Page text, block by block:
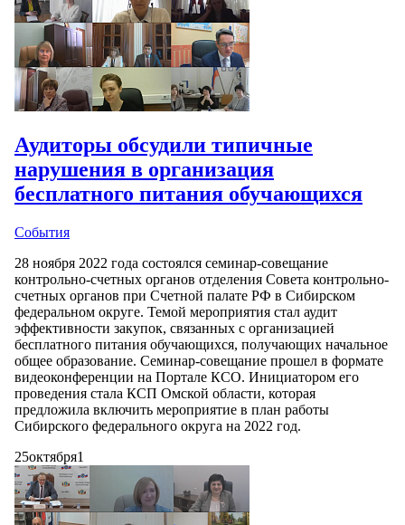
Аудиторы обсудили типичные
нарушения в организация
бесплатного питания обучающихся
События
28 ноября 2022 года состоялся семинар-совещание
контрольно-счетных органов отделения Совета контрольно-
счетных органов при Счетной палате РФ в Сибирском
федеральном округе. Темой мероприятия стал аудит
эффективности закупок, связанных с организацией
бесплатного питания обучающихся, получающих начальное
общее образование. Семинар-совещание прошел в формате
видеоконференции на Портале КСО. Инициатором его
проведения стала КСП Омской области, которая
предложила включить мероприятие в план работы
Сибирского федерального округа на 2022 год.
25октября1